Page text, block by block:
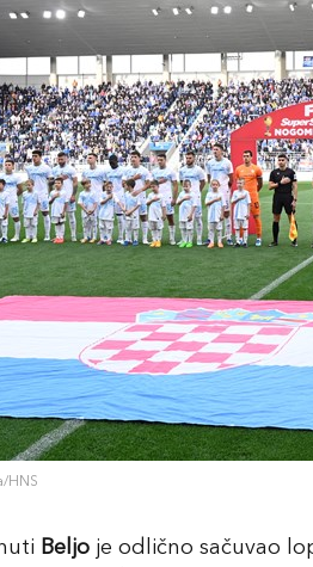
HNS
Beljo je odlično sačuvao